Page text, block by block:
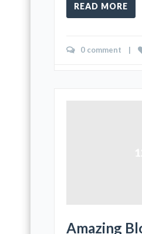
READ MORE
0 comment
    |
Amazing